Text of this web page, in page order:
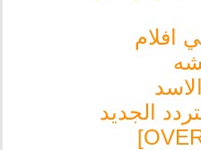
افلام
الجديد